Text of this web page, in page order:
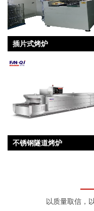
插片式烤炉
不锈钢隧道烤炉
以质量取信，